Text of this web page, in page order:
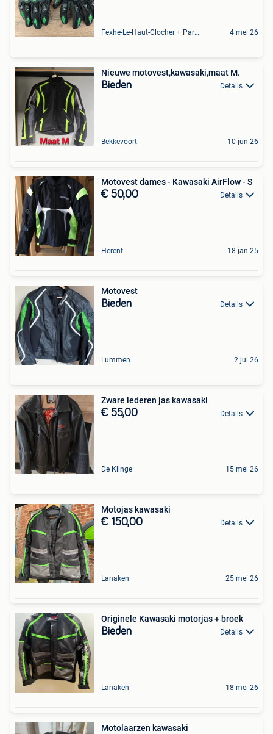
Fexhe-Le-Haut-Clocher + Partie De Momalle 4 mei 26
Nieuwe motovest,kawasaki,maat M.
Bieden Details
Bekkevoort 10 jun 26
Motovest dames - Kawasaki AirFlow - S
€ 50,00 Details
Herent 18 jan 25
Motovest
Bieden Details
Lummen 2 jul 26
Zware lederen jas kawasaki
€ 55,00 Details
De Klinge 15 mei 26
Motojas kawasaki
€ 150,00 Details
Lanaken 25 mei 26
Originele Kawasaki motorjas + broek
Bieden Details
Lanaken 18 mei 26
Motolaarzen kawasaki